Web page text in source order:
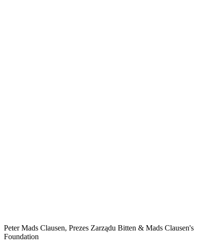
Peter Mads Clausen, Prezes Zarządu Bitten & Mads Clausen's
Foundation